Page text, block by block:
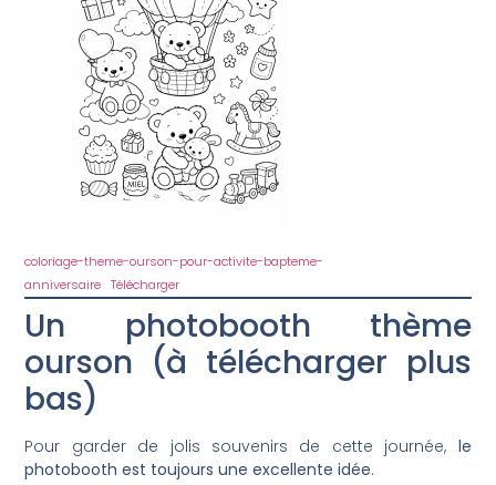
coloriage-theme-ourson-pour-activite-bapteme-
anniversaire Télécharger
Un photobooth thème
ourson (à télécharger plus
bas)
Pour garder de jolis souvenirs de cette journée, le
photobooth est toujours une excellente idée.